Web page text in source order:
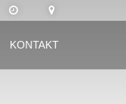
KONTAKT